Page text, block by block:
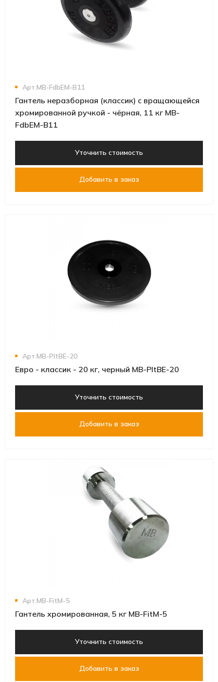
Арт.MB-FdbEM-B11
Гантель неразборная (классик) с вращающейся
хромированной ручкой - чёрная, 11 кг MB-
FdbEM-B11
Уточнить стоимость
Добавить в заказ
Арт.MB-PltBE-20
Евро - классик - 20 кг, черный MB-PltBE-20
Уточнить стоимость
Добавить в заказ
Арт.MB-FitM-5
Гантель хромированная, 5 кг MB-FitM-5
Уточнить стоимость
Добавить в заказ